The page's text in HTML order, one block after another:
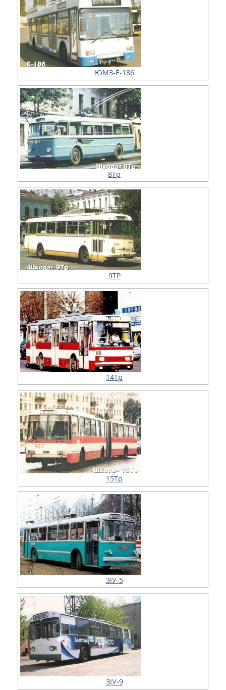
ЮМЗ-Е-186
8Тр
9ТР
14Тр
15Тр
ЗІУ-5
ЗІУ-9